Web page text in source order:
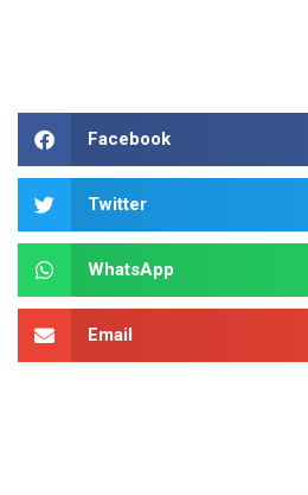
Facebook
Twitter
WhatsApp
Email